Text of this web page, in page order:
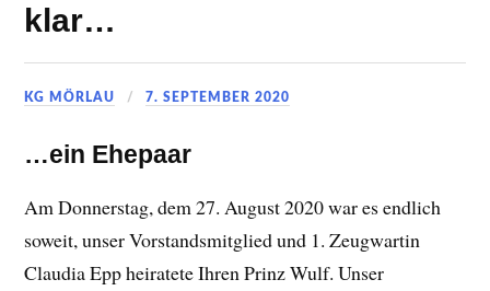
klar…
KG MÖRLAU 7. SEPTEMBER 2020
…ein Ehepaar
Am Donnerstag, dem 27. August 2020 war es endlich
soweit, unser Vorstandsmitglied und 1. Zeugwartin
Claudia Epp heiratete Ihren Prinz Wulf. Unser